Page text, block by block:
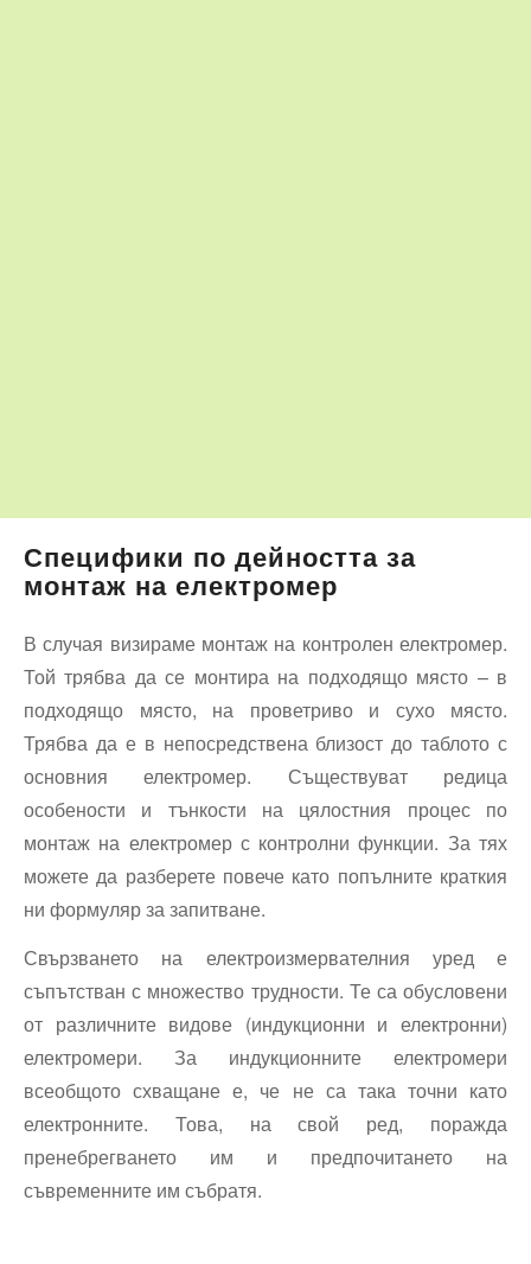
Специфики по дейността за
монтаж на електромер
В случая визираме монтаж на контролен електромер.
Той трябва да се монтира на подходящо място – в
подходящо място, на проветриво и сухо място.
Трябва да е в непосредствена близост до таблото с
основния електромер. Съществуват редица
особености и тънкости на цялостния процес по
монтаж на електромер с контролни функции. За тях
можете да разберете повече като попълните краткия
ни формуляр за запитване.
Свързването на електроизмервателния уред е
съпътстван с множество трудности. Те са обусловени
от различните видове (индукционни и електронни)
електромери. За индукционните електромери
всеобщото схващане е, че не са така точни като
електронните. Това, на свой ред, поражда
пренебрегването им и предпочитането на
съвременните им събратя.